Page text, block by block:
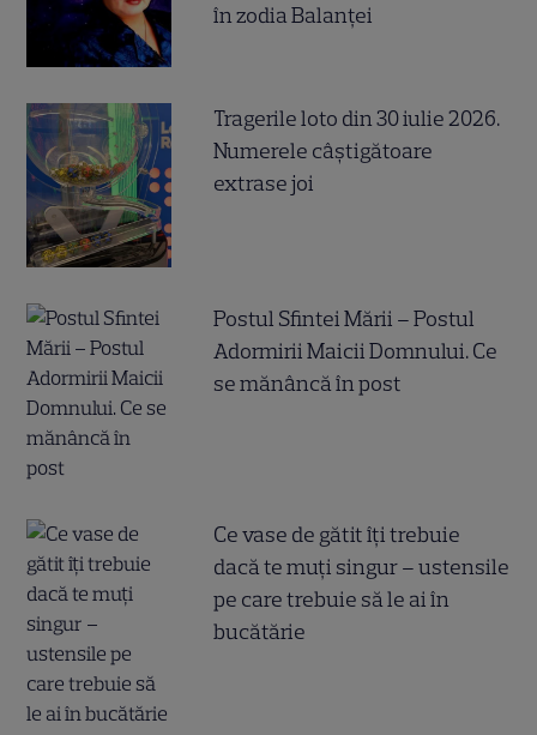
în zodia Balanței
Tragerile loto din 30 iulie 2026.
Numerele câştigătoare
extrase joi
Postul Sfintei Mării – Postul
Adormirii Maicii Domnului. Ce
se mănâncă în post
Ce vase de gătit îți trebuie
dacă te muți singur – ustensile
pe care trebuie să le ai în
bucătărie